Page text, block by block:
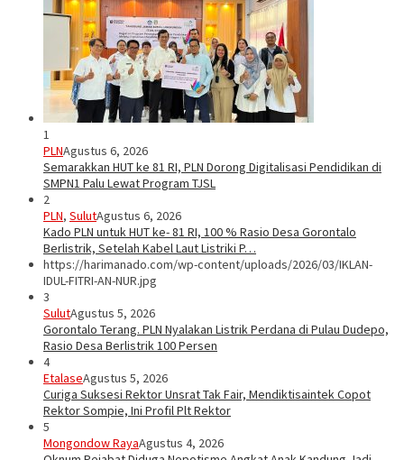
1
PLNAgustus 6, 2026
Semarakkan HUT ke 81 RI, PLN Dorong Digitalisasi Pendidikan di
SMPN1 Palu Lewat Program TJSL
2
PLN, SulutAgustus 6, 2026
Kado PLN untuk HUT ke- 81 RI, 100 % Rasio Desa Gorontalo
Berlistrik, Setelah Kabel Laut Listriki P…
https://harimanado.com/wp-content/uploads/2026/03/IKLAN-
IDUL-FITRI-AN-NUR.jpg
3
SulutAgustus 5, 2026
Gorontalo Terang. PLN Nyalakan Listrik Perdana di Pulau Dudepo,
Rasio Desa Berlistrik 100 Persen
4
EtalaseAgustus 5, 2026
Curiga Suksesi Rektor Unsrat Tak Fair, Mendiktisaintek Copot
Rektor Sompie, Ini Profil Plt Rektor
5
Mongondow RayaAgustus 4, 2026